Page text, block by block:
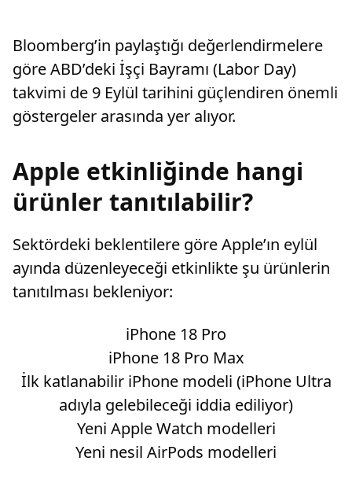
Bloomberg’in paylaştığı değerlendirmelere
göre ABD’deki İşçi Bayramı (Labor Day)
takvimi de 9 Eylül tarihini güçlendiren önemli
göstergeler arasında yer alıyor.
Apple etkinliğinde hangi
ürünler tanıtılabilir?
Sektördeki beklentilere göre Apple’ın eylül
ayında düzenleyeceği etkinlikte şu ürünlerin
tanıtılması bekleniyor:
iPhone 18 Pro
iPhone 18 Pro Max
İlk katlanabilir iPhone modeli (iPhone Ultra
adıyla gelebileceği iddia ediliyor)
Yeni Apple Watch modelleri
Yeni nesil AirPods modelleri